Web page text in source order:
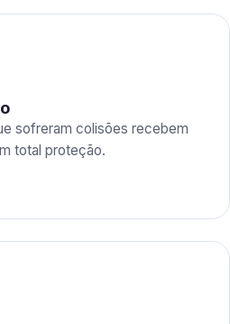
sofreram colisões recebem
total proteção.